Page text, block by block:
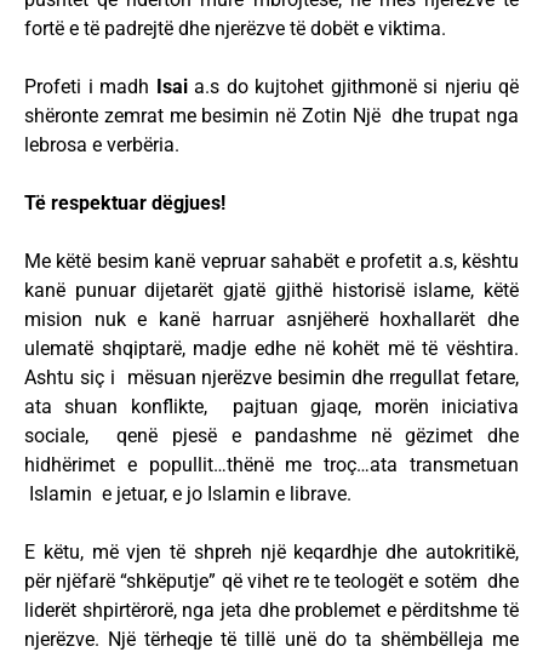
fortë e të padrejtë dhe njerëzve të dobët e viktima.
Profeti i madh Isaia.s do kujtohet gjithmonë si njeriu që
shëronte zemrat me besimin në Zotin Një dhe trupat nga
lebrosa e verbëria.
Të respektuar dëgjues!
Me këtë besim kanë vepruar sahabët e profetit a.s, kështu
kanë punuar dijetarët gjatë gjithë historisë islame, këtë
mision nuk e kanë harruar asnjëherë hoxhallarët dhe
ulematë shqiptarë, madje edhe në kohët më të vështira.
Ashtu siç i mësuan njerëzve besimin dhe rregullat fetare,
ata shuan konflikte, pajtuan gjaqe, morën iniciativa
sociale, qenë pjesë e pandashme në gëzimet dhe
hidhërimet e popullit…thënë me troç…ata transmetuan
Islamin e jetuar, e jo Islamin e librave.
E këtu, më vjen të shpreh një keqardhje dhe autokritikë,
për njëfarë “shkëputje” që vihet re te teologët e sotëm dhe
liderët shpirtërorë, nga jeta dhe problemet e përditshme të
njerëzve. Një tërheqje të tillë unë do ta shëmbëlleja me